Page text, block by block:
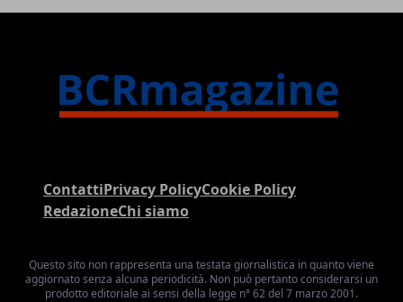
ContattiPrivacy PolicyCookie Policy
RedazioneChi siamo
Questo sito non rappresenta una testata giornalistica in quanto viene
aggiornato senza alcuna periodicità. Non può pertanto considerarsi un
prodotto editoriale ai sensi della legge n° 62 del 7 marzo 2001.